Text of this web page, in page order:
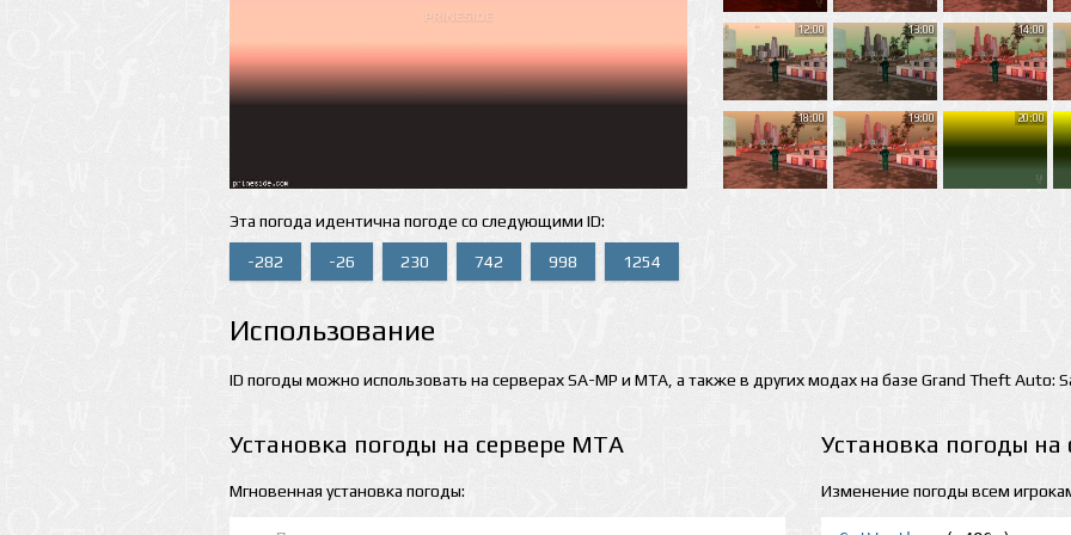
12:00 13:00 14:00
18:00 19:00 20:00
Эта погода идентична погоде со следующими ID:
-282 -26 230 742 998 1254
Использование
ID погоды можно использовать на серверах SA-MP и MTA, а также в других модах на базе Grand Theft Auto:
Установка погоды на сервере MTA
Мгновенная установка погоды:
Установка погоды на
Изменение погоды всем